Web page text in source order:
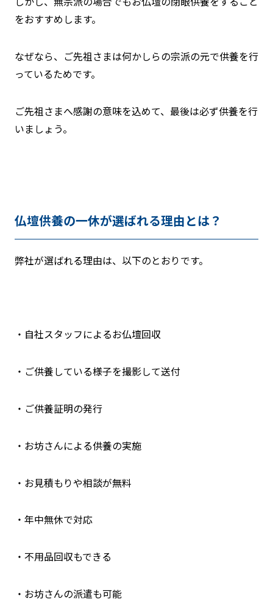
をおすすめします。
なぜなら、ご先祖さまは何かしらの宗派の元で供養を行
っているためです。
ご先祖さまへ感謝の意味を込めて、最後は必ず供養を行
いましょう。
仏壇供養の一休が選ばれる理由とは？
弊社が選ばれる理由は、以下のとおりです。
・自社スタッフによるお仏壇回収
・ご供養している様子を撮影して送付
・ご供養証明の発行
・お坊さんによる供養の実施
・お見積もりや相談が無料
・年中無休で対応
・不用品回収もできる
・お坊さんの派遣も可能